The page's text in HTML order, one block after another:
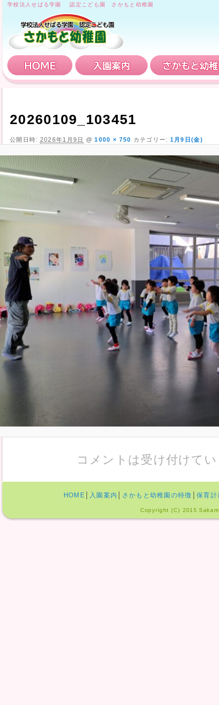
学校法人せばる学園 認定こども園 さかもと幼稚園
HOME 入園案内
20260109_103451
公開日時: 2026年1月9日 @1000 × 750 カテゴリー: 1月9日(金)
コメントは受け付けて
HOME 入園案内 さかもと幼稚園の特徴 保育計
Copyright (C) 2015